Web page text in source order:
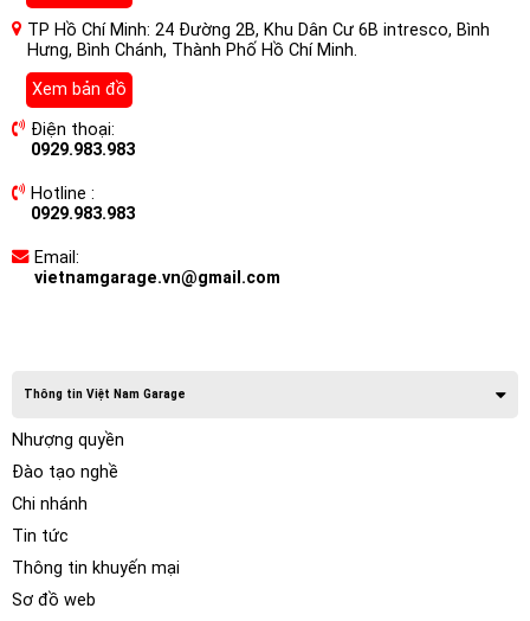
TP Hồ Chí Minh: 24 Đường 2B, Khu Dân Cư 6B intresco, Bình
Hưng, Bình Chánh, Thành Phố Hồ Chí Minh.
Xem bản đồ
Điện thoại:
0929.983.983
Hotline :
0929.983.983
Email:
vietnamgarage.vn@gmail.com
Thông tin Việt Nam Garage
Nhượng quyền
Đào tạo nghề
Chi nhánh
Tin tức
Thông tin khuyến mại
Sơ đồ web